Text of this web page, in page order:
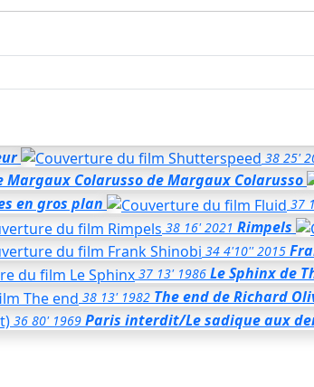
38 25'
Margaux Colarussode Margaux Colarusso
en gros plan 37
38 16' 2021 Rimpels
34 4'10'' 2015
37 13' 1986 Le Sphinxde
38 13' 1982 The endde Richard
36 80' 1969 Paris interdit/Le sadique aux